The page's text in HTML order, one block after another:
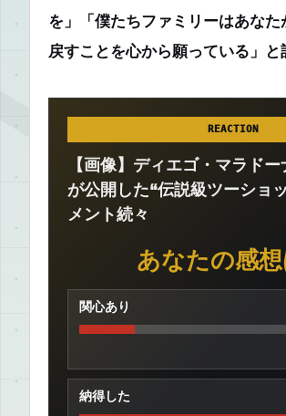
を」「僕たちファミリーはあなた
戻すことを心から願っている」と
REACTION
【画像】ディエゴ・マラド
が公開した“伝説級ツーショ
メント続々
あなたの感想
関心あり
納得した